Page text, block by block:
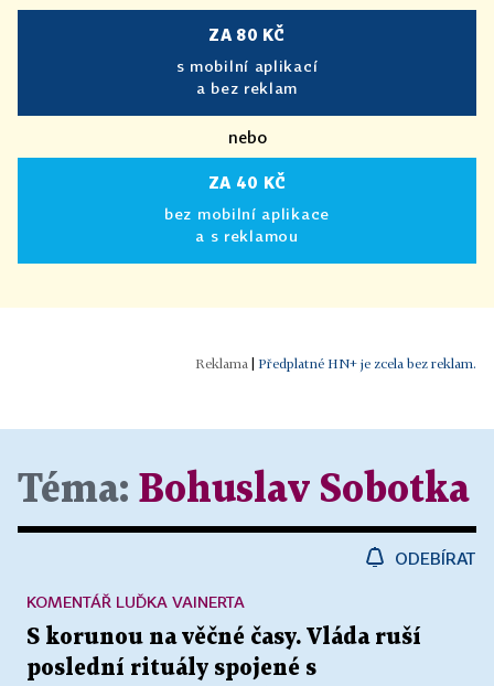
ZA 80 KČ
s mobilní aplikací
a bez reklam
nebo
ZA 40 KČ
bez mobilní aplikace
a s reklamou
Předplatné HN+ je zcela bez reklam.
Téma: Bohuslav Sobotka
ODEBÍRAT
S korunou na věčné časy. Vláda ruší
poslední rituály spojené s
KOMENTÁŘ LUĎKA VAINERTA